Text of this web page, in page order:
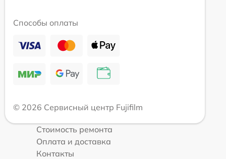
Способы оплаты
© 2026 Сервисный центр Fujifilm
Стоимость ремонта
Оплата и доставка
Контакты